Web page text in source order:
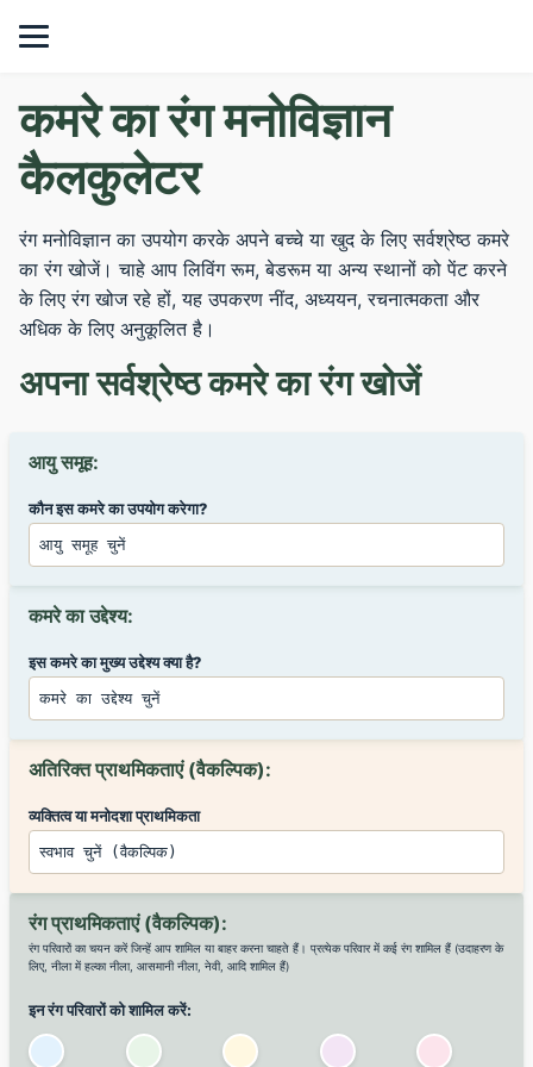
कमरे का रंग मनोविज्ञान
कैलकुलेटर
रंग मनोविज्ञान का उपयोग करके अपने बच्चे या खुद के लिए सर्वश्रेष्ठ कमरे
का रंग खोजें। चाहे आप लिविंग रूम, बेडरूम या अन्य स्थानों को पेंट करने
के लिए रंग खोज रहे हों, यह उपकरण नींद, अध्ययन, रचनात्मकता और
अधिक के लिए अनुकूलित है।
अपना सर्वश्रेष्ठ कमरे का रंग खोजें
आयु समूह:
कौन इस कमरे का उपयोग करेगा?
कमरे का उद्देश्य:
इस कमरे का मुख्य उद्देश्य क्या है?
अतिरिक्त प्राथमिकताएं (वैकल्पिक):
व्यक्तित्व या मनोदशा प्राथमिकता
रंग प्राथमिकताएं (वैकल्पिक):
रंग परिवारों का चयन करें जिन्हें आप शामिल या बाहर करना चाहते हैं। प्रत्येक परिवार में कई रंग शामिल हैं (उदाहरण के
लिए, नीला में हल्का नीला, आसमानी नीला, नेवी, आदि शामिल हैं)
इन रंग परिवारों को शामिल करें: